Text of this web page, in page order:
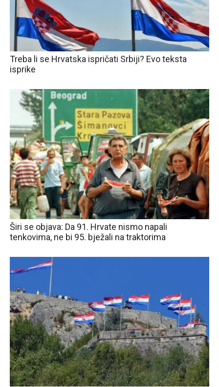
Treba li se Hrvatska ispričati Srbiji? Evo teksta
isprike
Širi se objava: Da 91. Hrvate nismo napali
tenkovima, ne bi 95. bježali na traktorima